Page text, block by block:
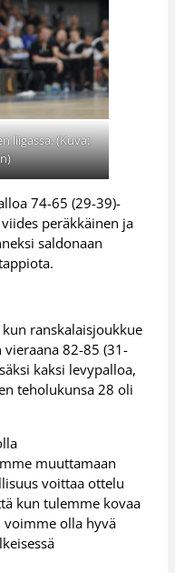
liigassa. (Kuva:
74-65 (29-39)-
peräkkäinen ja
saldonaan
ranskalaisjoukkue
82-85 (31-
kaksi levypalloa,
teholukunsa 28 oli
muuttamaan
voittaa ottelu
kun tulemme kovaa
voimme olla hyvä